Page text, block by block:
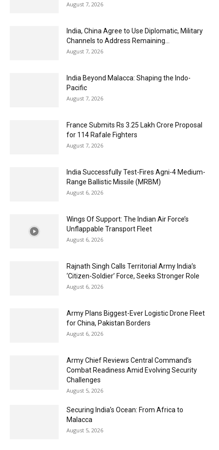
August 7, 2026
India, China Agree to Use Diplomatic, Military
Channels to Address Remaining...
August 7, 2026
India Beyond Malacca: Shaping the Indo-
Pacific
August 7, 2026
France Submits Rs 3.25 Lakh Crore Proposal
for 114 Rafale Fighters
August 7, 2026
India Successfully Test-Fires Agni-4 Medium-
Range Ballistic Missile (MRBM)
August 6, 2026
Wings Of Support: The Indian Air Force’s
Unflappable Transport Fleet
August 6, 2026
Rajnath Singh Calls Territorial Army India’s
‘Citizen-Soldier’ Force, Seeks Stronger Role
August 6, 2026
Army Plans Biggest-Ever Logistic Drone Fleet
for China, Pakistan Borders
August 6, 2026
Army Chief Reviews Central Command’s
Combat Readiness Amid Evolving Security
Challenges
August 5, 2026
Securing India’s Ocean: From Africa to
Malacca
August 5, 2026